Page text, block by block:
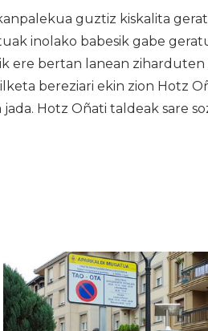
guztiz kiskalita
inolako babesik gabe
ere bertan lanean
bereziari ekin zion Hotz
jada. Hotz Oñati taldeak sare